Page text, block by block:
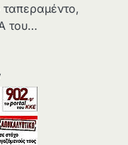
ταπεραμέντο,
του…